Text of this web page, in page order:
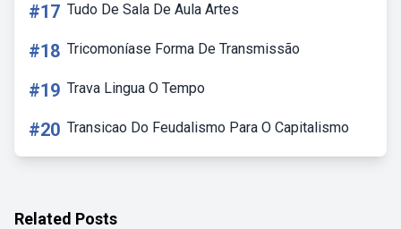
#17 Tudo De Sala De Aula Artes
#18 Tricomoníase Forma De Transmissão
#19 Trava Lingua O Tempo
#20 Transicao Do Feudalismo Para O Capitalismo
Related Posts